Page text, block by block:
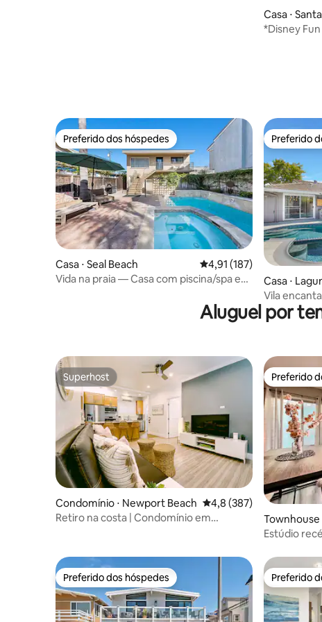
Casa ⋅
*Disney
Preferido dos hóspedes
Preferido dos hóspedes
Casa ⋅ Seal Beach 4,91 de uma avaliação
4,91 (187)
Vida na praia — Casa com piscina/spa em
Preferido
Preferido
Casa ⋅
Vila
perto da
Aluguel por
Superhost
Superhost
Condomínio ⋅ Newport Beach 4,8 de uma avaliação
4,8 (387)
Retiro na costa | Condomínio em
Preferido
Preferido
Townhouse
h
Estúdio
Preferido dos hóspedes
Preferido dos hóspedes Preferido
Preferido